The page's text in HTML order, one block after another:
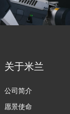
关于米兰
公司简介
愿景使命